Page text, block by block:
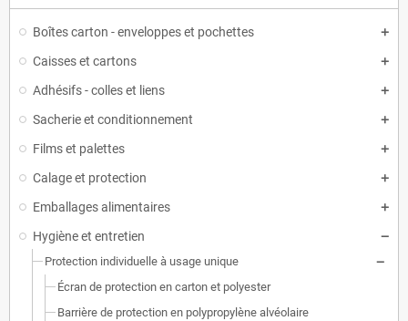
Boîtes carton - enveloppes et pochettes
Caisses et cartons
Adhésifs - colles et liens
Sacherie et conditionnement
Films et palettes
Calage et protection
Emballages alimentaires
Hygiène et entretien
Protection individuelle à usage unique
Écran de protection en carton et polyester
Barrière de protection en polypropylène alvéolaire